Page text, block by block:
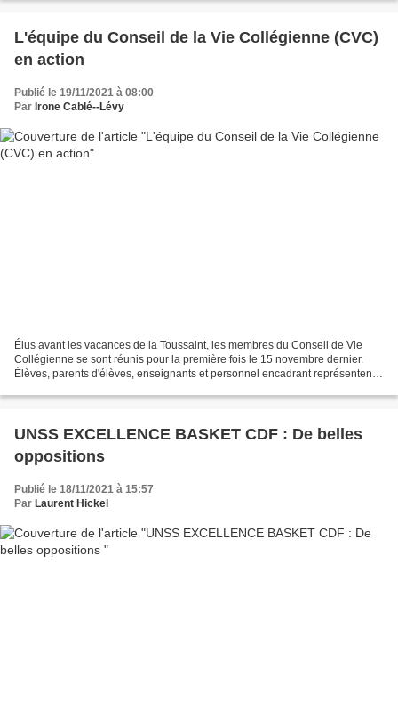
L'équipe du Conseil de la Vie Collégienne (CVC)
en action
Publié le 19/11/2021 à 08:00
Par Irone Cablé--Lévy
Élus avant les vacances de la Toussaint, les membres du Conseil de Vie
Collégienne se sont réunis pour la première fois le 15 novembre dernier.
Élèves, parents d'élèves, enseignants et personnel encadrant représentent,
UNSS EXCELLENCE BASKET CDF : De belles
oppositions
Publié le 18/11/2021 à 15:57
Par Laurent Hickel